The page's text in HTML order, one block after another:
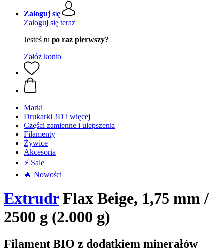
Zaloguj się
Zaloguj się teraz
Jesteś tu po raz pierwszy?
Załóż konto
Marki
Drukarki 3D i więcej
Części zamienne i ulepszenia
Filamenty
Żywice
Akcesoria
⚡ Sale
🔥 Nowości
ExtrudrFlax Beige, 1,75 mm /
2500 g (2.000 g)
Filament BIO z dodatkiem minerałów